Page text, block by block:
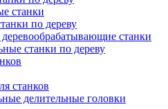
станки
по дереву
станки
станки по дереву
станков
делительные головки